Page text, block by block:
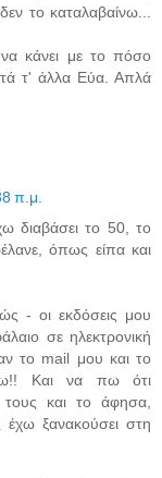
το καταλαβαίνω...
κάνει με το πόσο
τ' άλλα Εύα. Απλά
π.μ.
διαβάσει το 50, το
όπως είπα και
- οι εκδόσεις μου
σε ηλεκτρονική
το mail μου και το
Και να πω ότι
τους και το άφησα,
έχω ξανακούσει στη